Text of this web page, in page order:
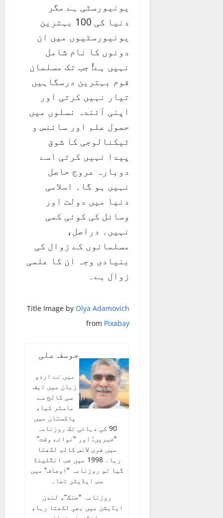
یونیورسٹی ہے مگر
دنیا کی 100 بہترین
یونیورسٹیوں میں ان
دونوں کا نام شامل
نہیں ہے! جب تک مسلمان
قوم بہترین درسگاہیں
تیار نہیں کرتی اور
اپنی آئندہ نسلوں میں
حصول علم اور سائنس و
ٹیکنالوجی کا شوق
پیدا نہیں کرتی اسے
دوبارہ عروج حاصل
نہیں ہو گا۔ اسلامی
دنیا میں دولت اور
وسائل کی کوئی کمی
نہیں۔ دراصل،
مسلمانوں کے زوال کی
بنیادی وجہ ان کا علمی
زوال ہے۔
Title Image by Olya Adamovich
from Pixabay
جوسف علی
میں نے اردو
زبان میں ایف
سی کالج سے
ماسٹر کیا،
پاکستان میں
90 کی دہائی تک روزنامہ
"خبریں: اور "نوائے وقت”
میں فری لانس کالم لکھتا
رہا۔ 1998 میں جب انگلینڈ
گیا تو روزنامہ "اوصاف” میں
سب ایڈیٹر تھا۔
روزنامہ "جنگ”، لندن
ایڈیشن میں بھی لکھتا رہا،